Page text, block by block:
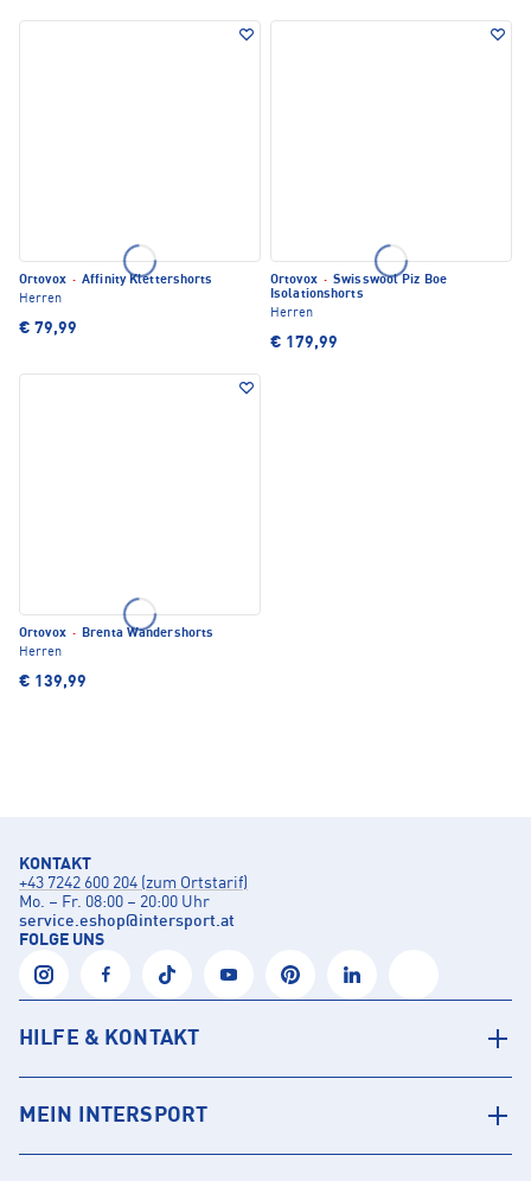
Ortovox · Affinity Klettershorts
Herren
€ 79,99
Ortovox · Swisswool Piz Boe
Isolationshorts
Herren
€ 179,99
Ortovox · Brenta Wandershorts
Herren
€ 139,99
KONTAKT
+43 7242 600 204 (zum Ortstarif)
Mo. – Fr. 08:00 – 20:00 Uhr
service.eshop@intersport.at
FOLGE UNS
HILFE & KONTAKT
MEIN INTERSPORT